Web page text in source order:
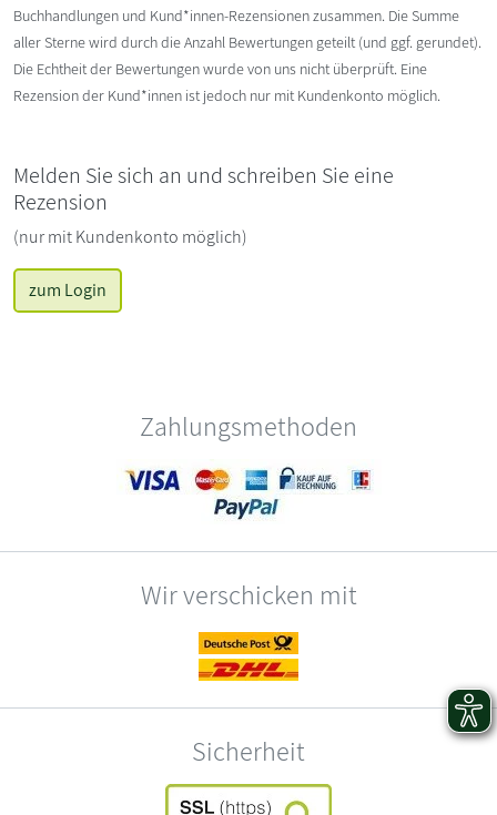
Buchhandlungen und Kund*innen-Rezensionen zusammen. Die Summe
aller Sterne wird durch die Anzahl Bewertungen geteilt (und ggf. gerundet).
Die Echtheit der Bewertungen wurde von uns nicht überprüft. Eine
Rezension der Kund*innen ist jedoch nur mit Kundenkonto möglich.
Melden Sie sich an und schreiben Sie eine
Rezension
(nur mit Kundenkonto möglich)
zum Login
Zahlungsmethoden
Wir verschicken mit
Sicherheit